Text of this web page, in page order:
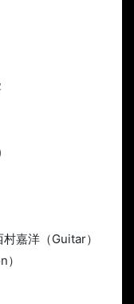
嘉洋（Guitar）